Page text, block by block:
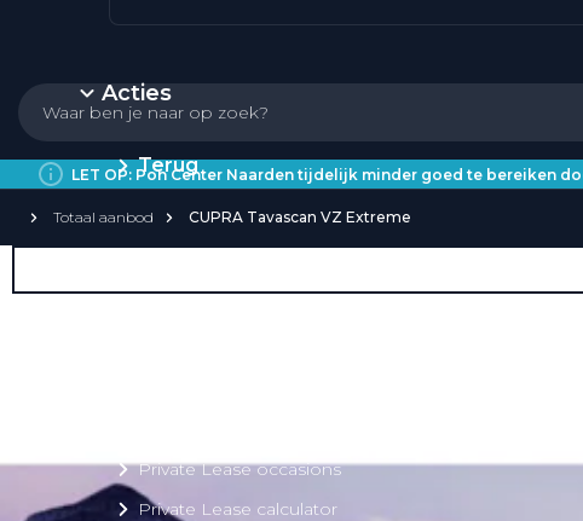
Acties
Terug
Private Lease occasions
Private Lease calculator
LET OP: Pon Center Naarden tijdelijk minder goed te bereiken
Totaal aanbod CUPRA Tavascan VZ Extreme